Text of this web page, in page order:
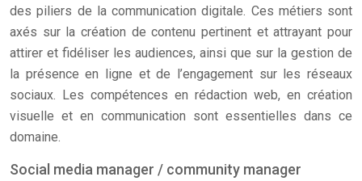
des piliers de la communication digitale. Ces métiers sont
axés sur la création de contenu pertinent et attrayant pour
attirer et fidéliser les audiences, ainsi que sur la gestion de
la présence en ligne et de l’engagement sur les réseaux
sociaux. Les compétences en rédaction web, en création
visuelle et en communication sont essentielles dans ce
domaine.
Social media manager / community manager